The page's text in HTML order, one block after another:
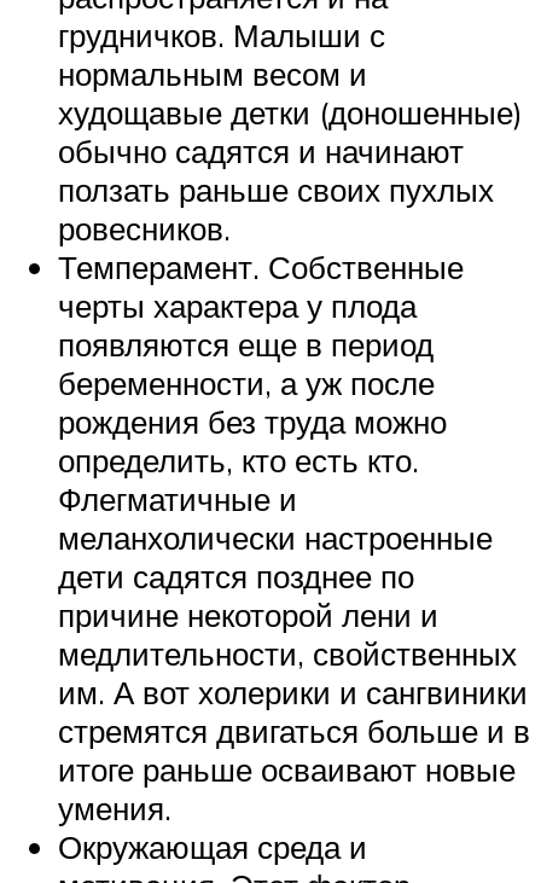
грудничков. Малыши с
нормальным весом и
худощавые детки (доношенные)
обычно садятся и начинают
ползать раньше своих пухлых
ровесников.
Темперамент. Собственные
черты характера у плода
появляются еще в период
беременности, а уж после
рождения без труда можно
определить, кто есть кто.
Флегматичные и
меланхолически настроенные
дети садятся позднее по
причине некоторой лени и
медлительности, свойственных
им. А вот холерики и сангвиники
стремятся двигаться больше и в
итоге раньше осваивают новые
умения.
Окружающая среда и